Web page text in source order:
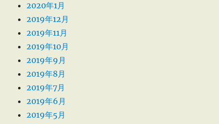
2020年1月
2019年12月
2019年11月
2019年10月
2019年9月
2019年8月
2019年7月
2019年6月
2019年5月